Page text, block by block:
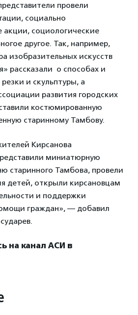
провели
социально
акции, социологические
другое. Так, например,
изобразительных искусств
рассказали о способах и
и скульптуры, а
развития городских
костюмированную
старинному Тамбову.
Кирсанова
миниатюрную
старинного Тамбова, провели
детей, открыли кирсановцам
и поддержки
граждан», — добавил
на канал АСИ в